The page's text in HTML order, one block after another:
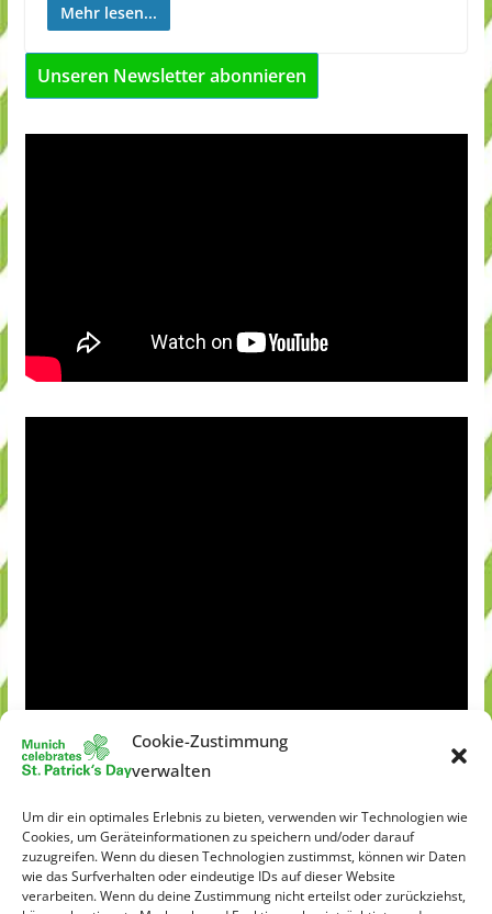
Cookie-Zustimmung
verwalten
Um dir ein optimales Erlebnis zu bieten, verwenden wir Technologien wie
Cookies, um Geräteinformationen zu speichern und/oder darauf
zuzugreifen. Wenn du diesen Technologien zustimmst, können wir Daten
wie das Surfverhalten oder eindeutige IDs auf dieser Website
verarbeiten. Wenn du deine Zustimmung nicht erteilst oder zurückziehst,
Mehr lesen...
Unseren Newsletter abonnieren